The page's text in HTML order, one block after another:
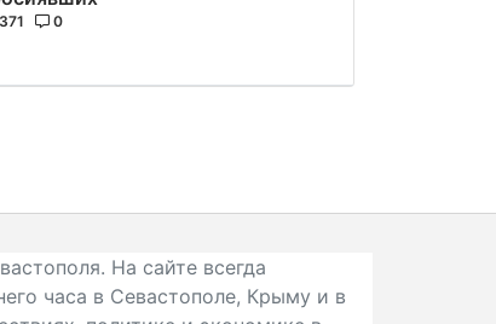
371 0
На сайте всегда
часа в Севастополе, Крыму и в